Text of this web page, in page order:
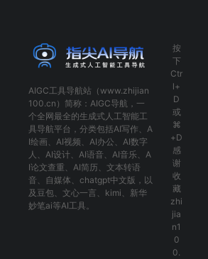
AIGC工具导航站（www.zhijian
100.cn）简称： AIGC导航 ，一
个全网最全的生成式人工智能工
具导航平台，分类包括AI写作 、 A
I绘画 、 AI视频 、 AI办公 、 AI数字
人 、 AI设计、 AI语音、 AI音乐、 A
I论文查重 、 AI简历 、 文本转语
音、 自媒体 、 chatgpt中文版 ，以
及 豆包、 文心一言 、 kimi 、 新华
妙笔ai等AI工具。
按
下
Ctr
l+
D
或
⌘
+D
感
谢
收
藏
zhi
jia
n1
0
0.